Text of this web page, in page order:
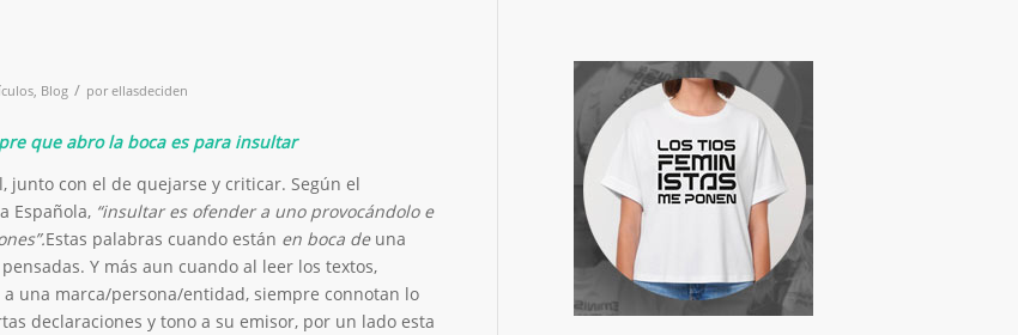
, Blog / porellasdeciden
que abro la boca es para insultar
junto con el de quejarse y criticar. Según el
Española, “insultar es ofender a uno provocándolo e
Estas palabras cuando están en boca deuna
Y más aun cuando al leer los textos,
una marca/persona/entidad, siempre connotan lo
declaraciones y tono a su emisor, por un lado esta